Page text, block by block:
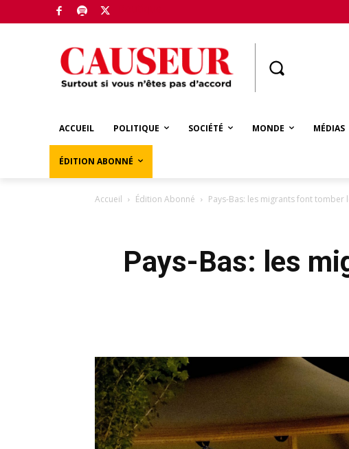
ACCUEIL POLITIQUE SOCIÉTÉ MONDE MÉDIAS
ÉDITION ABONNÉ
Accueil Édition Abonné Pays-Bas: les migrants font tomber
Pays-Bas: les